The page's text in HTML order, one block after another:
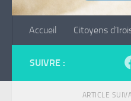
Accueil Citoyens
SUIVRE :
ARTICLE